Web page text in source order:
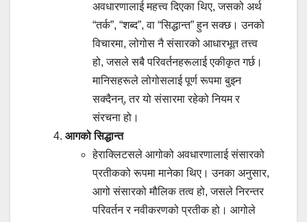
अवधारणालाई महत्त्व दिएका थिए, जसको अर्थ
“तर्क”, “शब्द”, वा “सिद्धान्त” हुन सक्छ। उनको
विचारमा, लोगोस नै संसारको आधारभूत तत्त्व
हो, जसले सबै परिवर्तनहरूलाई एकीकृत गर्छ।
मानिसहरूले लोगोसलाई पूर्ण रूपमा बुझ्न
सक्दैनन्, तर यो संसारमा रहेको नियम र
संरचना हो।
आगको सिद्धान्त
हेराक्लिटसले आगोको अवधारणालाई संसारको
प्रतीकको रूपमा मानेका थिए। उनका अनुसार,
आगो संसारको मौलिक तत्व हो, जसले निरन्तर
परिवर्तन र नवीकरणको प्रतीक हो। आगोले